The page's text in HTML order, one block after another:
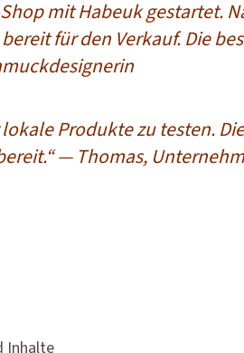
mit Habeuk gestartet.
für den Verkauf. Die
Produkte zu testen.
— Thomas,
Inhalte